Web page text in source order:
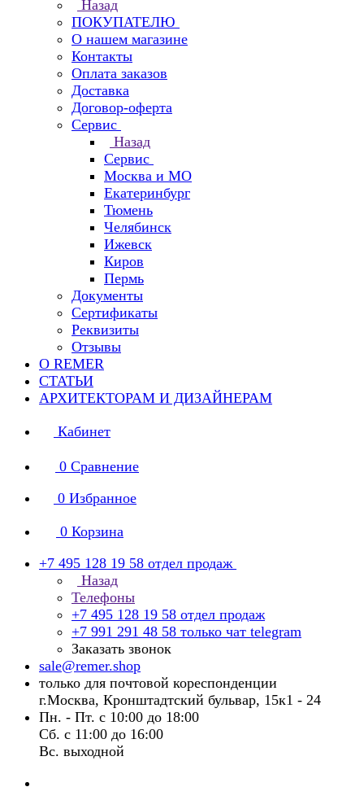
Назад
ПОКУПАТЕЛЮ
О нашем магазине
Контакты
Оплата заказов
Доставка
Договор-оферта
Сервис
Назад
Сервис
Москва и МО
Екатеринбург
Тюмень
Челябинск
Ижевск
Киров
Пермь
Документы
Сертификаты
Реквизиты
Отзывы
О REMER
СТАТЬИ
АРХИТЕКТОРАМ И ДИЗАЙНЕРАМ
Кабинет
0 Сравнение
0 Избранное
0 Корзина
+7 495 128 19 58 отдел продаж
Назад
Телефоны
+7 495 128 19 58 отдел продаж
+7 991 291 48 58 только чат telegram
Заказать звонок
sale@remer.shop
только для почтовой кореспонденции
г.Москва, Кронштадтский бульвар, 15к1 - 24
Пн. - Пт. с 10:00 до 18:00
Сб. с 11:00 до 16:00
Вс. выходной